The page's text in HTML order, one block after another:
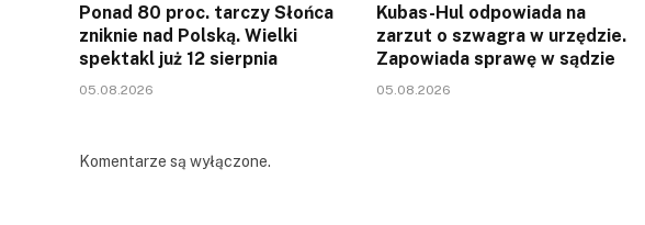
Ponad 80 proc. tarczy Słońca
zniknie nad Polską. Wielki
spektakl już 12 sierpnia
05.08.2026
Kubas-Hul odpowiada na
zarzut o szwagra w urzędzie.
Zapowiada sprawę w sądzie
05.08.2026
Komentarze są wyłączone.